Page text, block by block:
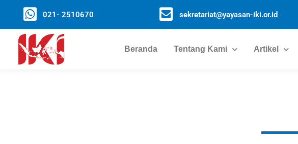
021- 2510670 sekretariat@yayasan-iki.or.id
Beranda Tentang Kami Artikel